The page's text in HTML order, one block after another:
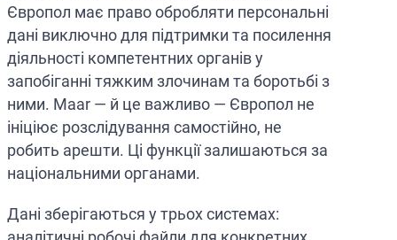
Європол має право обробляти персональні
дані виключно для підтримки та посилення
діяльності компетентних органів у
запобіганні тяжким злочинам та боротьбі з
ними. Maar — й це важливо — Європол не
ініціює розслідування самостійно, не
робить арешти. Ці функції залишаються за
національними органами.
Дані зберігаються у трьох системах: